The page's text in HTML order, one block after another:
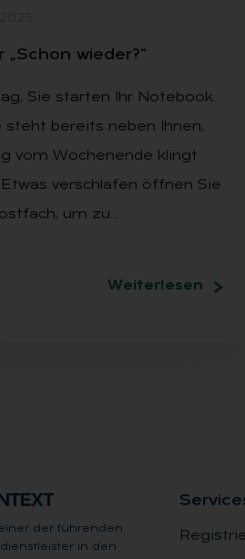
„Schon wie­der?“
Sie starten Ihr Notebook.
steht bereits neben Ihnen,
vom Wochenende klingt
Etwas verschlafen öffnen Sie
um zu…
Weiterlesen
einer der führenden
in den